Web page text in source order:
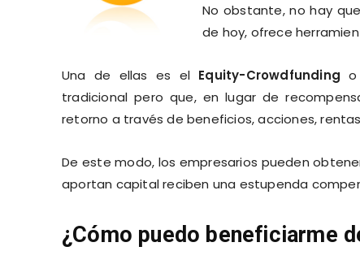
No obstante, no hay
de hoy, ofrece
Una de ellas es el Equity-Crowdfunding o
tradicional pero que, en lugar de
retorno a través de beneficios, acciones,
De este modo, los empresarios pueden
aportan capital reciben una estupenda
¿Cómo puedo beneficiarme